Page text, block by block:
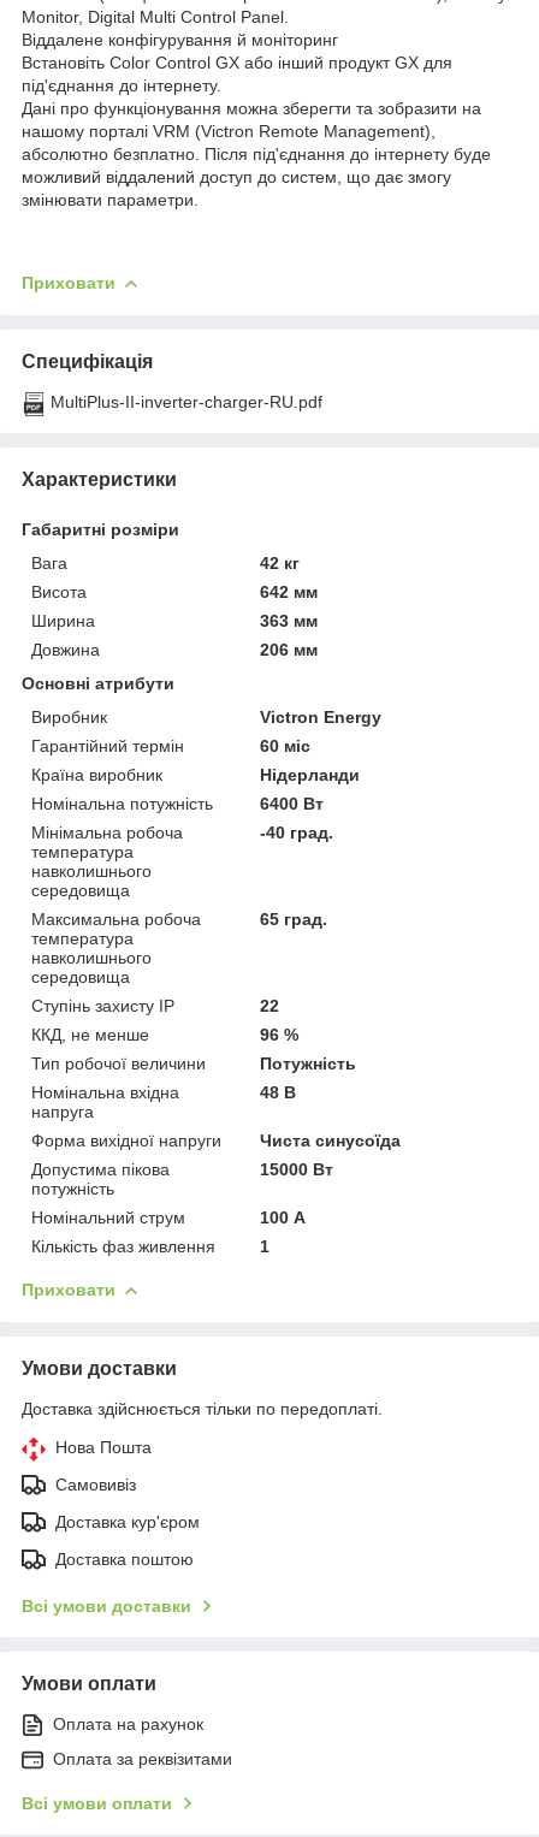
Monitor, Digital Multi Control Panel.
Віддалене конфігурування й моніторинг
Встановіть Color Control GX або інший продукт GX для
під'єднання до інтернету.
Дані про функціонування можна зберегти та зобразити на
нашому порталі VRM (Victron Remote Management),
абсолютно безплатно. Після під'єднання до інтернету буде
можливий віддалений доступ до систем, що дає змогу
змінювати параметри.
Приховати
Специфікація
MultiPlus-II-inverter-charger-RU.pdf
Характеристики
Габаритні розміри
Вага
42 кг
Висота
642 мм
Ширина
363 мм
Довжина
206 мм
Основні атрибути
Виробник
Victron Energy
Гарантійний термін
60 міс
Країна виробник
Нідерланди
Номінальна потужність
6400 Вт
Мінімальна робоча
температура
навколишнього
середовища
-40 град.
Максимальна робоча
температура
навколишнього
середовища
65 град.
Ступінь захисту IP
22
ККД, не менше
96 %
Тип робочої величини
Потужність
Номінальна вхідна
напруга
48 В
Форма вихідної напруги
Чиста синусоїда
Допустима пікова
потужність
15000 Вт
Номінальний струм
100 А
Кількість фаз живлення
1
Приховати
Умови доставки
Доставка здійснюється тільки по передоплаті.
Нова Пошта
Самовивіз
Доставка кур'єром
Доставка поштою
Всі умови доставки
Умови оплати
Оплата на рахунок
Оплата за реквізитами
Всі умови оплати